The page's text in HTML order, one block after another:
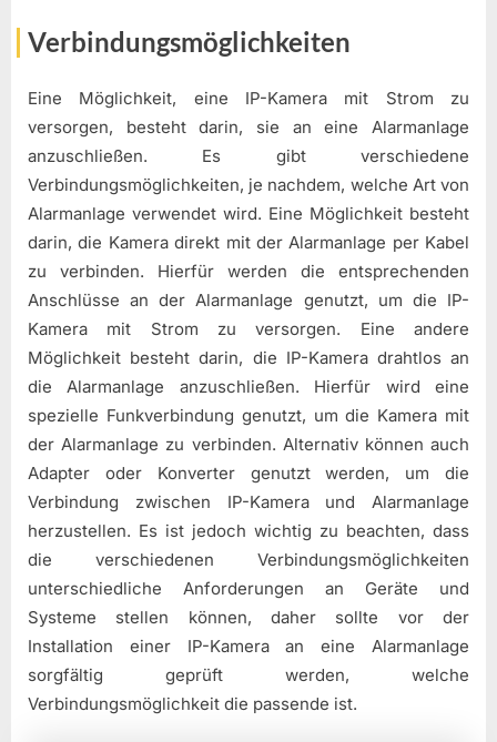
Verbindungsmöglichkeiten
Eine Möglichkeit, eine IP-Kamera mit Strom zu
versorgen, besteht darin, sie an eine Alarmanlage
anzuschließen. Es gibt verschiedene
Verbindungsmöglichkeiten, je nachdem, welche Art von
Alarmanlage verwendet wird. Eine Möglichkeit besteht
darin, die Kamera direkt mit der Alarmanlage per Kabel
zu verbinden. Hierfür werden die entsprechenden
Anschlüsse an der Alarmanlage genutzt, um die IP-
Kamera mit Strom zu versorgen. Eine andere
Möglichkeit besteht darin, die IP-Kamera drahtlos an
die Alarmanlage anzuschließen. Hierfür wird eine
spezielle Funkverbindung genutzt, um die Kamera mit
der Alarmanlage zu verbinden. Alternativ können auch
Adapter oder Konverter genutzt werden, um die
Verbindung zwischen IP-Kamera und Alarmanlage
herzustellen. Es ist jedoch wichtig zu beachten, dass
die verschiedenen Verbindungsmöglichkeiten
unterschiedliche Anforderungen an Geräte und
Systeme stellen können, daher sollte vor der
Installation einer IP-Kamera an eine Alarmanlage
sorgfältig geprüft werden, welche
Verbindungsmöglichkeit die passende ist.